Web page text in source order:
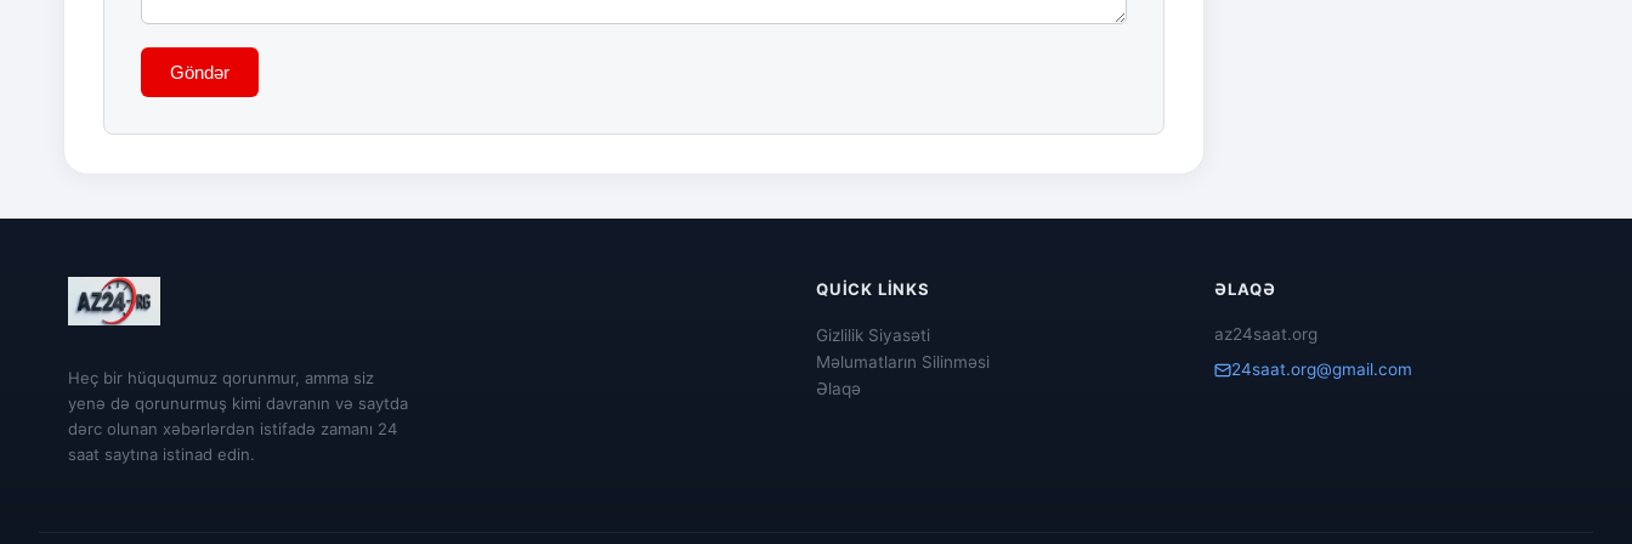
Göndər
Heç bir hüququmuz qorunmur, amma siz
yenə də qorunurmuş kimi davranın və saytda
dərc olunan xəbərlərdən istifadə zamanı 24
saat saytına istinad edin.
QUICK LINKS
Gizlilik Siyasəti
Məlumatların Silinməsi
Əlaqə
ƏLAQƏ
az24saat.org
24saat.org@gmail.com